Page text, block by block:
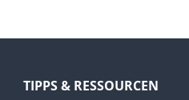
TIPPS & RESSOURCEN